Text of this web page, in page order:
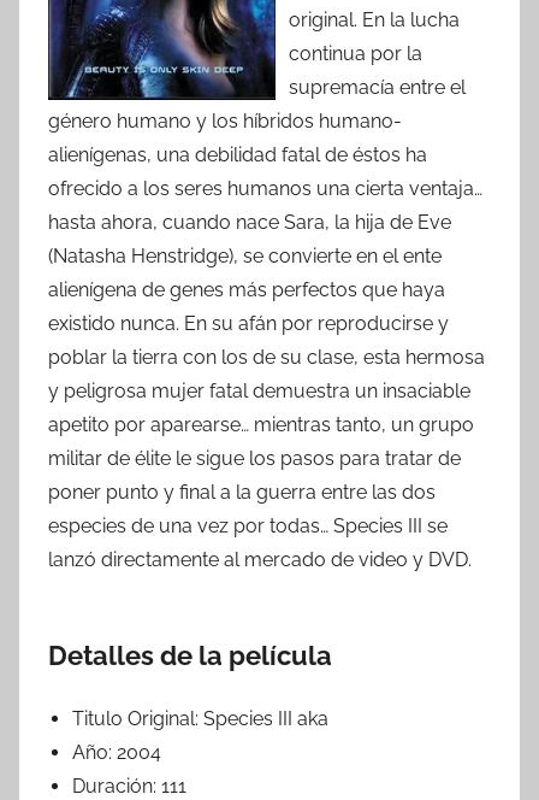
original. En la lucha
continua por la
supremacía entre el
género humano y los híbridos humano-
alienígenas, una debilidad fatal de éstos ha
ofrecido a los seres humanos una cierta ventaja…
hasta ahora, cuando nace Sara, la hija de Eve
(Natasha Henstridge), se convierte en el ente
alienígena de genes más perfectos que haya
existido nunca. En su afán por reproducirse y
poblar la tierra con los de su clase, esta hermosa
y peligrosa mujer fatal demuestra un insaciable
apetito por aparearse… mientras tanto, un grupo
militar de élite le sigue los pasos para tratar de
poner punto y final a la guerra entre las dos
especies de una vez por todas… Species III se
lanzó directamente al mercado de video y DVD.
Detalles de la película
Titulo Original: Species III aka
Año: 2004
Duración: 111